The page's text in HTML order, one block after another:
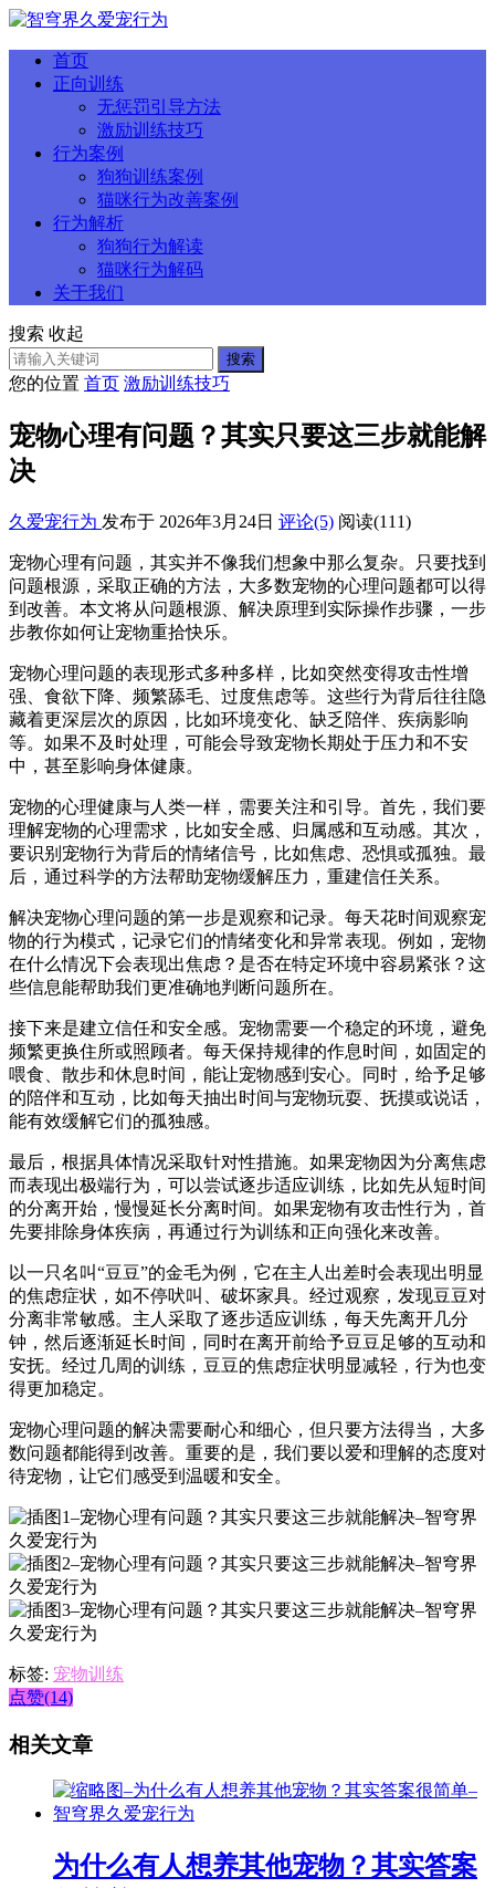
首页
正向训练
无惩罚引导方法
激励训练技巧
行为案例
狗狗训练案例
猫咪行为改善案例
行为解析
狗狗行为解读
猫咪行为解码
关于我们
搜索 收起
搜索
您的位置 首页 激励训练技巧
宠物心理有问题？其实只要这三步就能解
决
久爱宠行为 发布于 2026年3月24日 评论(5) 阅读(111)
宠物心理有问题，其实并不像我们想象中那么复杂。只要找到
问题根源，采取正确的方法，大多数宠物的心理问题都可以得
到改善。本文将从问题根源、解决原理到实际操作步骤，一步
步教你如何让宠物重拾快乐。
宠物心理问题的表现形式多种多样，比如突然变得攻击性增
强、食欲下降、频繁舔毛、过度焦虑等。这些行为背后往往隐
藏着更深层次的原因，比如环境变化、缺乏陪伴、疾病影响
等。如果不及时处理，可能会导致宠物长期处于压力和不安
中，甚至影响身体健康。
宠物的心理健康与人类一样，需要关注和引导。首先，我们要
理解宠物的心理需求，比如安全感、归属感和互动感。其次，
要识别宠物行为背后的情绪信号，比如焦虑、恐惧或孤独。最
后，通过科学的方法帮助宠物缓解压力，重建信任关系。
解决宠物心理问题的第一步是观察和记录。每天花时间观察宠
物的行为模式，记录它们的情绪变化和异常表现。例如，宠物
在什么情况下会表现出焦虑？是否在特定环境中容易紧张？这
些信息能帮助我们更准确地判断问题所在。
接下来是建立信任和安全感。宠物需要一个稳定的环境，避免
频繁更换住所或照顾者。每天保持规律的作息时间，如固定的
喂食、散步和休息时间，能让宠物感到安心。同时，给予足够
的陪伴和互动，比如每天抽出时间与宠物玩耍、抚摸或说话，
能有效缓解它们的孤独感。
最后，根据具体情况采取针对性措施。如果宠物因为分离焦虑
而表现出极端行为，可以尝试逐步适应训练，比如先从短时间
的分离开始，慢慢延长分离时间。如果宠物有攻击性行为，首
先要排除身体疾病，再通过行为训练和正向强化来改善。
以一只名叫“豆豆”的金毛为例，它在主人出差时会表现出明显
的焦虑症状，如不停吠叫、破坏家具。经过观察，发现豆豆对
分离非常敏感。主人采取了逐步适应训练，每天先离开几分
钟，然后逐渐延长时间，同时在离开前给予豆豆足够的互动和
安抚。经过几周的训练，豆豆的焦虑症状明显减轻，行为也变
得更加稳定。
宠物心理问题的解决需要耐心和细心，但只要方法得当，大多
数问题都能得到改善。重要的是，我们要以爱和理解的态度对
待宠物，让它们感受到温暖和安全。
标签: 宠物训练
点赞(14)
相关文章
为什么有人想养其他宠物？其实答案